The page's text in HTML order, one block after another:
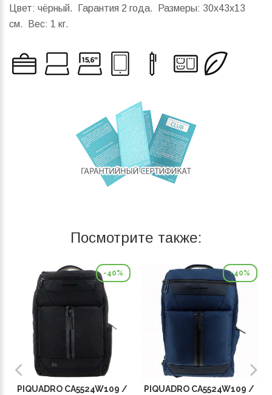
Цвет: чёрный. Гарантия 2 года.
Размеры: 30x43x13
см.
Вес: 1 кг.
Посмотрите также:
-40%
PIQUADRO CA5524W109 /
-40%
PIQUADRO CA5524W109 /